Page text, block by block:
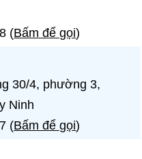
(Bấm để gọi)
30/4, phường 3,
Ninh
(Bấm để gọi)